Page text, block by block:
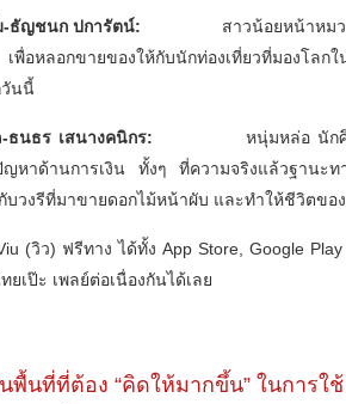
-ธัญชนก ปการัตน์: สาวน้อยหน้าหมวยที่เป
อหลอกขายของให้กับนักท่องเที่ยวที่มองโลก
วันนี้
ธนธร เสนางคนิกร: หนุ่มหล่อ นักศึกษามหา
ญหาด้านการเงิน ทั้งๆ ที่ความจริงแล้วฐานะ
กับวงรีที่มาขายดอกไม้หน้าผับ และทำให้ชีวิตข
(วิว) ฟรีทาง ได้ทั้ง App Store, Google
ยเป๊ะ เพลย์ต่อเนื่องกันได้เลย
พื้นที่ที่ต้อง “คิดให้มากขึ้น” ในการใช้